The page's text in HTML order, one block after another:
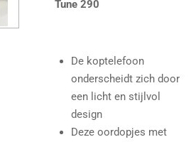
Tune 290
De koptelefoon
onderscheidt zich door
een licht en stijlvol
design
Deze oordopjes met